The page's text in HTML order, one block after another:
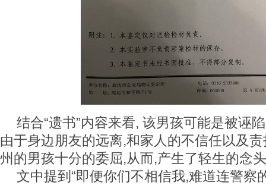
结合“遗书”内容来看, 该男孩可能是被诬
由于身边朋友的远离,和家人的不信任以及
州的男孩十分的委屈,从而,产生了轻生的念
文中提到“即便你们不相信我,难道连警察